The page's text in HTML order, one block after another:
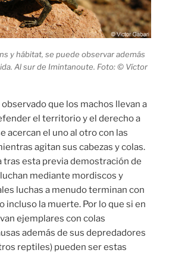
y hábitat, se puede observar además
Al sur de Imintanoute. Foto: © Víctor
que los machos llevan a
el territorio y el derecho a
acercan el uno al otro con las
agitan sus cabezas y colas.
tras esta previa demostración de
mediante mordiscos y
luchas a menudo terminan con
incluso la muerte. Por lo que si en
ejemplares con colas
además de sus depredadores
reptiles) pueden ser estas